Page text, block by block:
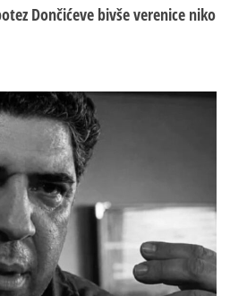
Dončićeve bivše verenice niko